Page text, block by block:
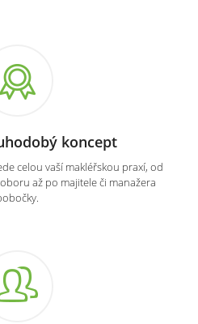
koncept
celou vaší makléřskou praxí, od
až po majitele či manažera